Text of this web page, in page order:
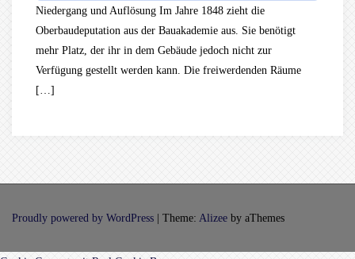
Niedergang und Auflösung Im Jahre 1848 zieht die
Oberbaudeputation aus der Bauakademie aus. Sie benötigt
mehr Platz, der ihr in dem Gebäude jedoch nicht zur
Verfügung gestellt werden kann. Die freiwerdenden Räume
[…]
Proudly powered by WordPress Theme: Alizee by aThemes